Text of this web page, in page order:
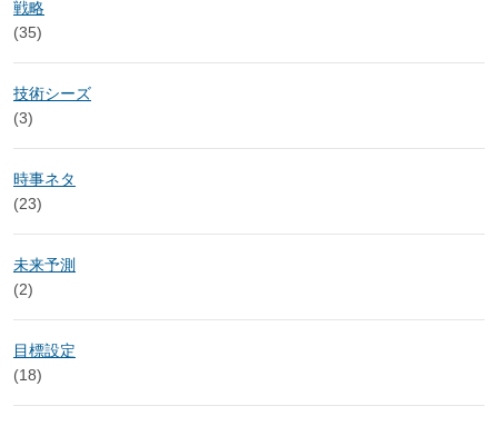
戦略
(35)
技術シーズ
(3)
時事ネタ
(23)
未来予測
(2)
目標設定
(18)